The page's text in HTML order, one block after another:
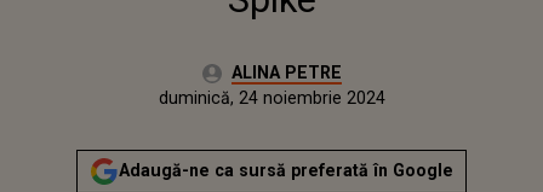
Autor:ALINA PETRE
vineri, 24 noiembrie 2023
Actualizat:
duminică, 24 noiembrie 2024
Adaugă-ne ca sursă preferată în Google